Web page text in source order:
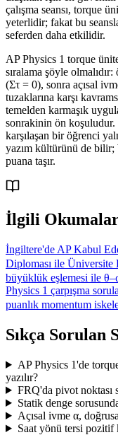
çalışma seansı, torque
yeterlidir; fakat bu
seferden daha etkilidir.
AP Physics 1 torque
sıralama şöyle
(Στ = 0), sonra açısal
tuzaklarına karşı
temelden karmaşık
sonrakinin ön koşuludur.
karşılaşan bir öğrenci
yazım kültürünü de
puana taşır.
İlgili
İngiltere'de AP Kabul
Diploması ile Üniversite
büyüklük eşlemesi ile
Physics 1 çarpışma
puanlık momentum
Sıkça Sorulan
AP Physics 1'de
yazılır?
FRQ'da pivot noktası
Statik denge
Açısal ivme α,
Saat yönü tersi pozitif